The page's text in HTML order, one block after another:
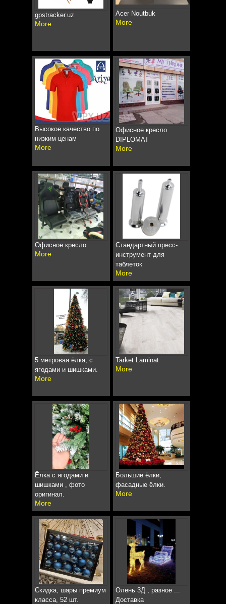
gpstracker.uz
More
Acer Noutbuk
More
Высокое качество по
низким ценам
More
Офисное кресло
DIPLOMAT
More
Офисное кресло
More
Стандартный пресс-
инструмент для
таблеток
More
5 метровая ёлка, с
ягодами и шишками.
More
Tarket Laminat
More
Ёлка с ягодами и
шишками , фото
оригинал.
More
Большие ёлки,
фасадные ёлки.
More
Скидка, шары премиум
класса, 52 шт.
Олень 3Д , разное ...
Доставка